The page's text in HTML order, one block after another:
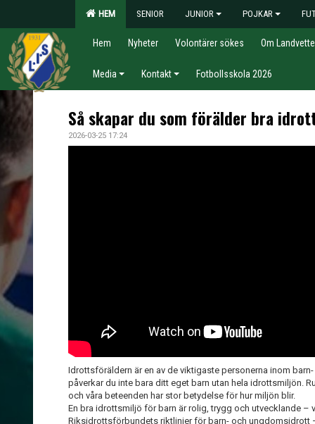
HEM SENIOR JUNIOR POJKAR
Hem Nyheter Volontärer sökes Om
Media Kontakt Fotbollsskola 2026
Så skapar du som förälder bra
2026-03-25 17:24
Idrottsföräldern är en av de viktigaste personerna inom
påverkar du inte bara ditt eget barn utan hela idrottsmiljön.
och våra beteenden har stor betydelse för hur miljön blir.
En bra idrottsmiljö för barn är rolig, trygg och utvecklande –
Riksidrottsförbundets riktlinjer för barn- och ungdomsidrott